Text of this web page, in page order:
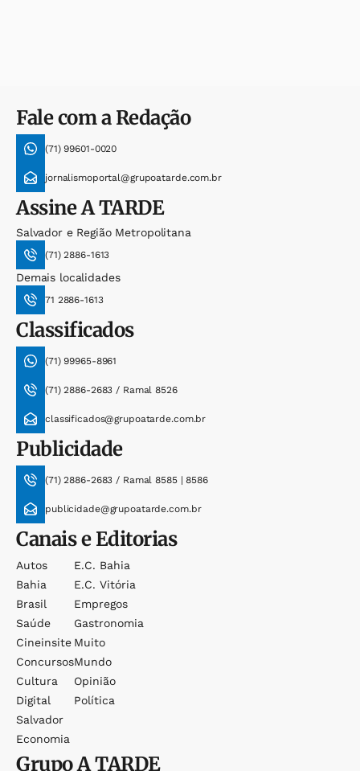
Fale com a Redação
(71) 99601-0020
jornalismoportal@grupoatarde.com.br
AssineA TARDE
Salvador e Região Metropolitana
(71) 2886-1613
Demais localidades
71 2886-1613
Classificados
(71) 99965-8961
(71) 2886-2683 / Ramal 8526
classificados@grupoatarde.com.br
Publicidade
(71) 2886-2683 / Ramal 8585 | 8586
publicidade@grupoatarde.com.br
Canais e Editorias
Autos
Bahia
Brasil
Saúde
Cineinsite
Concursos
Cultura
Digital
Salvador
Economia
E.c. Bahia
E.c. Vitória
Empregos
Gastronomia
Muito
Mundo
Opinião
Política
GrupoA TARDE